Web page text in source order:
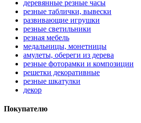
деревянные резные часы
резные таблички, вывески
развивающие игрушки
резные светильники
резная мебель
медальницы, монетницы
амулеты, обереги из дерева
резные фоторамки и композиции
решетки декоративные
резные шкатулки
декор
Покупателю